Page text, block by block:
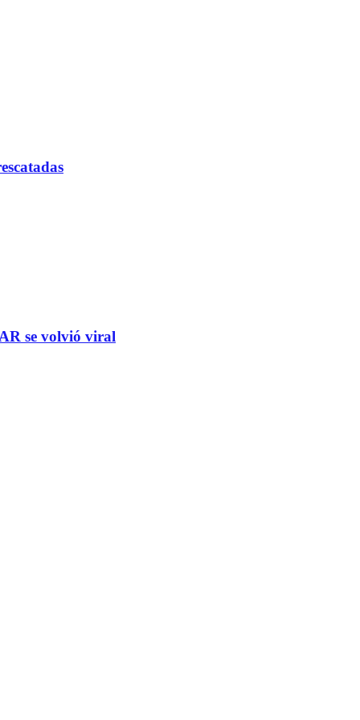
se volvió viral